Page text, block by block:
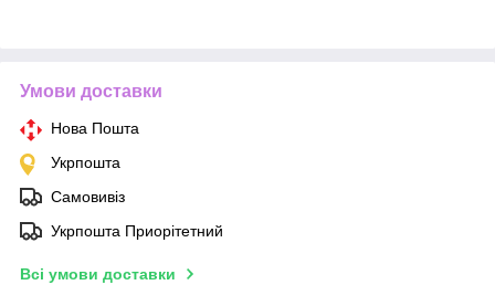
Умови доставки
Нова Пошта
Укрпошта
Самовивіз
Укрпошта Приорітетний
Всі умови доставки